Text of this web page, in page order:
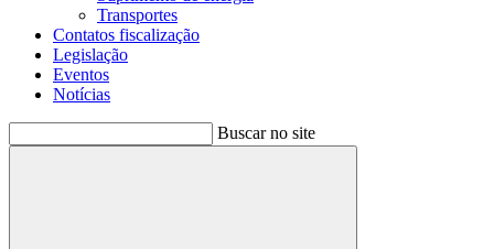
Transportes
Contatos fiscalização
Legislação
Eventos
Notícias
Buscar no site